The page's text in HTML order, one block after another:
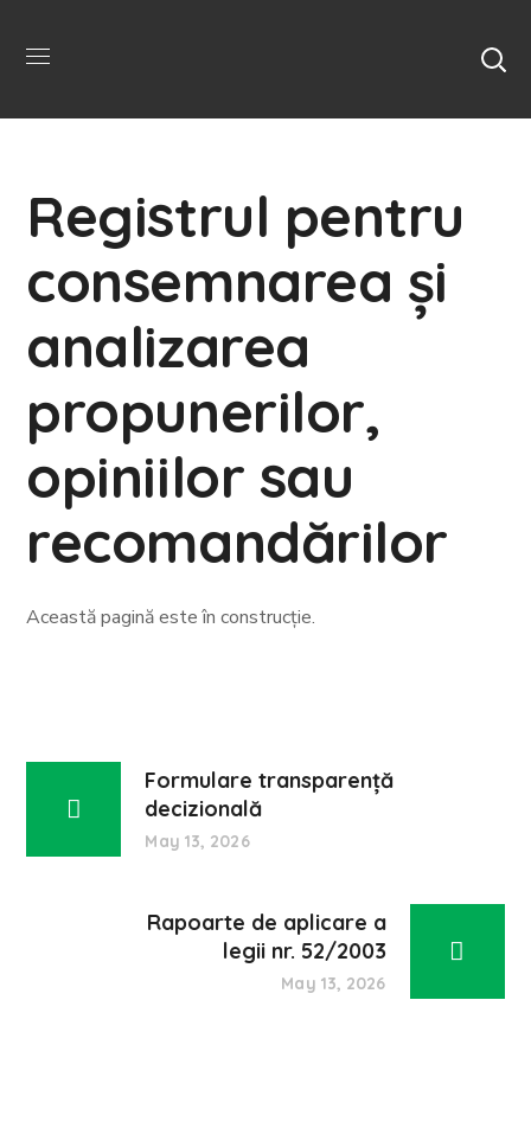
Registrul pentru
consemnarea și
analizarea
propunerilor,
opiniilor sau
recomandărilor
Această pagină este în construcție.
Formulare transparență
decizională
May 13, 2026
Rapoarte de aplicare a
legii nr. 52/2003
May 13, 2026